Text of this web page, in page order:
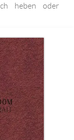
heben oder